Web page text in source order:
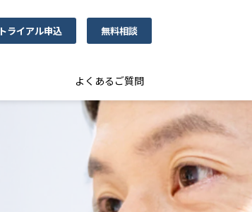
トライアル申込 無料相談
よくあるご質問